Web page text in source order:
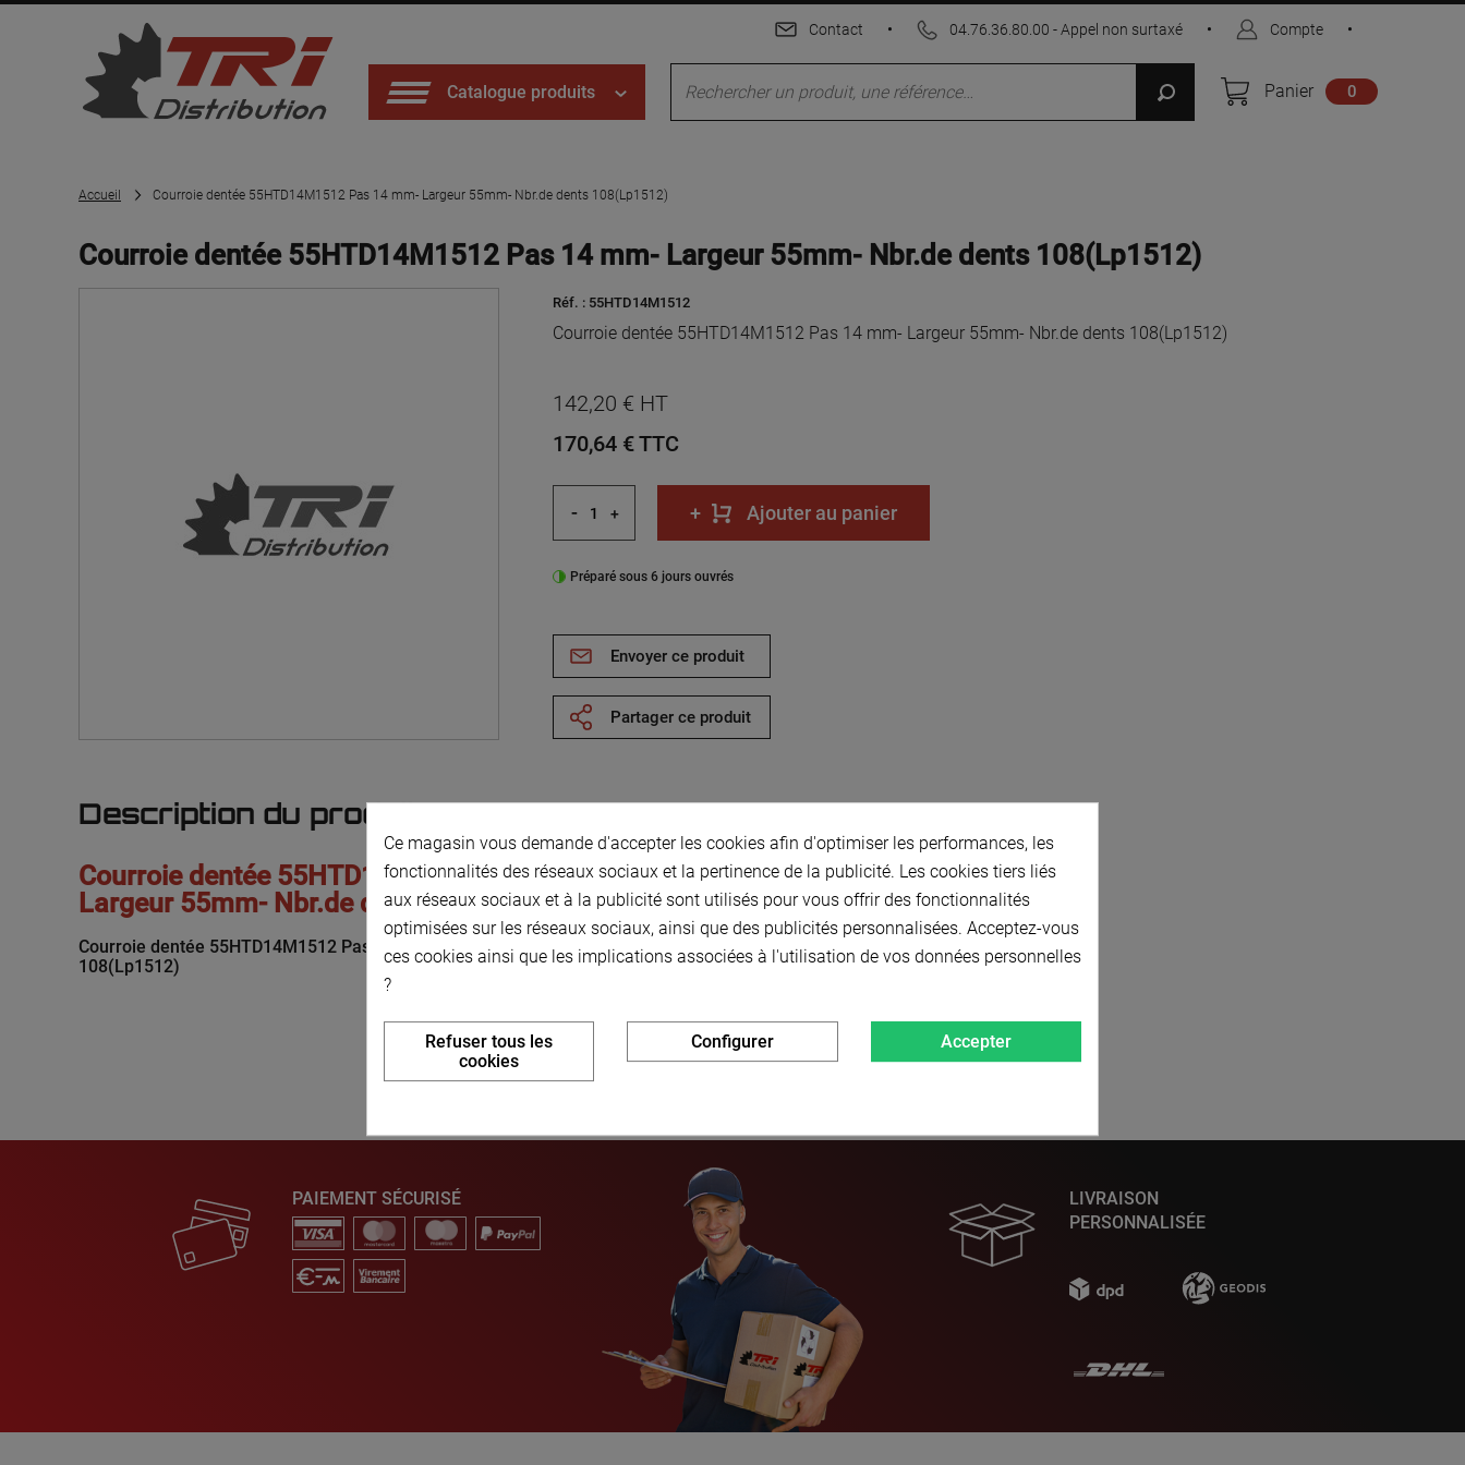
Catalogue produits Panier 0
Contact • 04.76.36.80.00 - Appel non surtaxé • Compte •
Accueil Courroie dentée 55HTD14M1512 Pas 14 mm- Largeur 55mm- Nbr.de dents 108(Lp1512)
Courroie dentée 55HTD14M1512 Pas 14 mm- Largeur 55mm- Nbr.de dents 108(Lp1512)
Réf. : 55HTD14M1512
Courroie dentée 55HTD14M1512 Pas 14 mm- Largeur 55mm- Nbr.de dents 108(Lp1512)
142,20 € HT
170,64 €TTC
- + + Ajouter au panier
Préparé sous 6 jours ouvrés
Envoyer ce produit
Partager ce produit
Description du produit
Courroie dentée 55HTD14M1512 Pas 14 mm-
Largeur 55mm- Nbr.de dents 108(Lp1512)
Courroie dentée 55HTD14M1512 Pas 14 mm- Largeur 55mm- Nbr.de dents
108(Lp1512)
PAIEMENT SÉCURISÉ
LIVRAISON
PERSONNALISÉE
Ce magasin vous demande d'accepter les cookies afin d'optimiser les performances, les
fonctionnalités des réseaux sociaux et la pertinence de la publicité. Les cookies tiers liés
aux réseaux sociaux et à la publicité sont utilisés pour vous offrir des fonctionnalités
optimisées sur les réseaux sociaux, ainsi que des publicités personnalisées. Acceptez-vous
ces cookies ainsi que les implications associées à l'utilisation de vos données personnelles
?
Accepter
Refuser tous les
cookies
Configurer